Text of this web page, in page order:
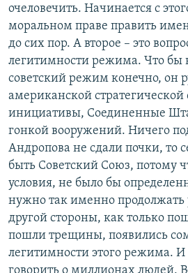
очеловечить. Начинается с
моральном праве править
до сих пор. А второе – это
легитимности режима. Что бы
советский режим конечно, он
американской
инициативы, Соединенные
гонкой вооружений. Ничего
Андропова не сдали почки, то
быть Советский Союз, потому
условия, не было бы
нужно так именно продолжать
другой стороны, как только
пошли трещины, появились
легитимности этого режима. И